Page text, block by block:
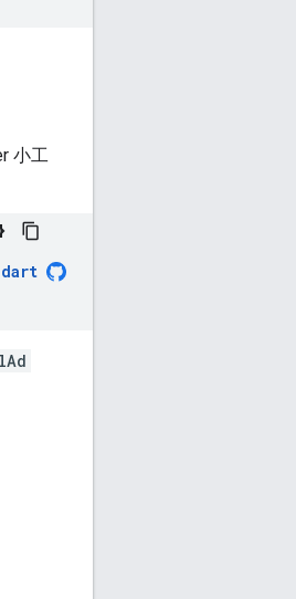
小工
dart